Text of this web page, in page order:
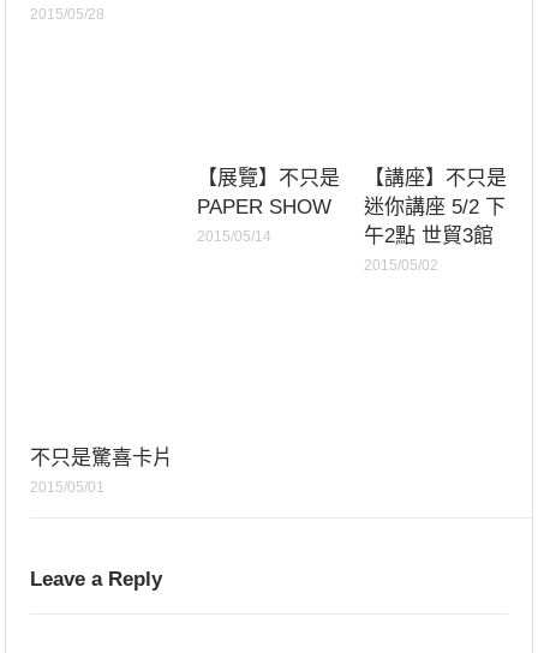
2015/05/28
【展覽】不只是
PAPER SHOW
2015/05/14
【講座】不只是
迷你講座 5/2 下
午2點 世貿3館
2015/05/02
不只是驚喜卡片
2015/05/01
Leave a Reply